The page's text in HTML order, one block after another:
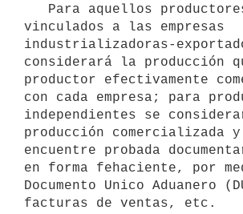
vinculados a las empresas
industrializadoras-
considerará la producción
productor efectivamente
con cada empresa; para
independientes se
producción comercializada
encuentre probada
en forma fehaciente, por
Documento Unico Aduanero
facturas de ventas, etc.